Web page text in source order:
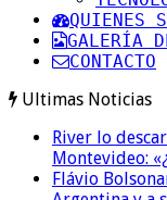
QUIENES
GALERÍA
CONTACTO
Ultimas Noticias
River lo
Montevideo:
Flávio